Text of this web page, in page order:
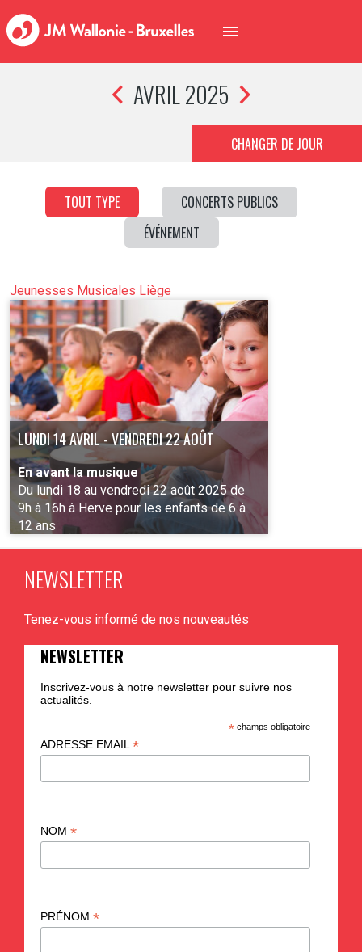
AVRIL 2025
CHANGER DE JOUR
TOUT TYPE
CONCERTS PUBLICS
ÉVÉNEMENT
Jeunesses Musicales Liège
LUNDI 14 AVRIL - VENDREDI 22 AOÛT
En avant la musique
Du lundi 18 au vendredi 22 août 2025 de
9h à 16h à Herve pour les enfants de 6 à
12 ans
NEWSLETTER
Tenez-vous informé de nos nouveautés
NEWSLETTER
Inscrivez-vous à notre newsletter pour suivre nos
actualités.
* champs obligatoire
ADRESSE EMAIL *
NOM *
PRÉNOM *